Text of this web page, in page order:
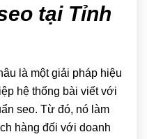
tại Tỉnh
là một giải pháp hiệu
hệ thống bài viết với
seo. Từ đó, nó làm
hàng đối với doanh